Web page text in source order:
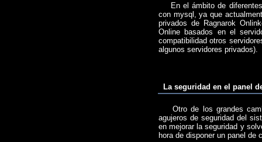
En el ámbito de diferentes
con mysql, ya que
privados de Ragnarok
Online basados en el
compatibilidad otros
algunos servidores privados).
La seguridad en el panel
Otro de los grandes
agujeros de seguridad del
en mejorar la seguridad y
hora de disponer un panel de